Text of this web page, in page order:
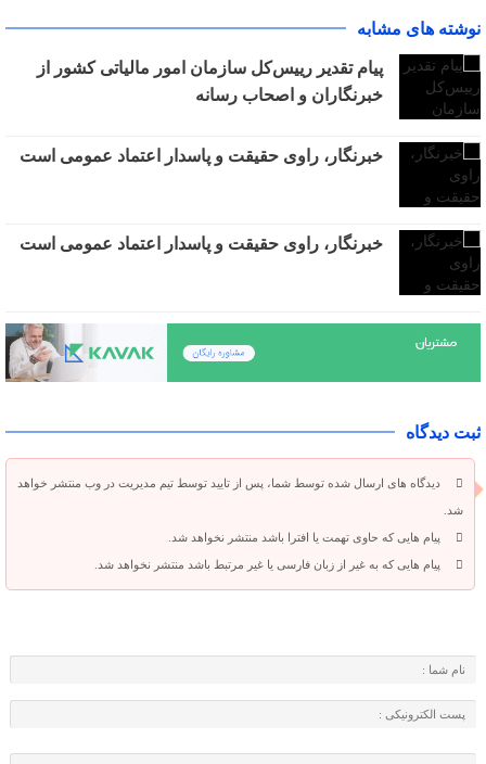
نوشته های مشابه
پیام تقدیر رییس‌کل سازمان امور مالیاتی کشور از
خبرنگاران و اصحاب رسانه
خبرنگار، راوی حقیقت و پاسدار اعتماد عمومی است
خبرنگار، راوی حقیقت و پاسدار اعتماد عمومی است
ثبت دیدگاه
دیدگاه های ارسال شده توسط شما، پس از تایید توسط تیم مدیریت در وب منتشر خواهد
شد.
پیام هایی که حاوی تهمت یا افترا باشد منتشر نخواهد شد.
پیام هایی که به غیر از زبان فارسی یا غیر مرتبط باشد منتشر نخواهد شد.